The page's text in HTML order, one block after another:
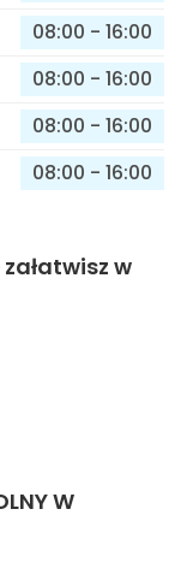
08:00 - 16:00
08:00 - 16:00
08:00 - 16:00
08:00 - 16:00
w
W